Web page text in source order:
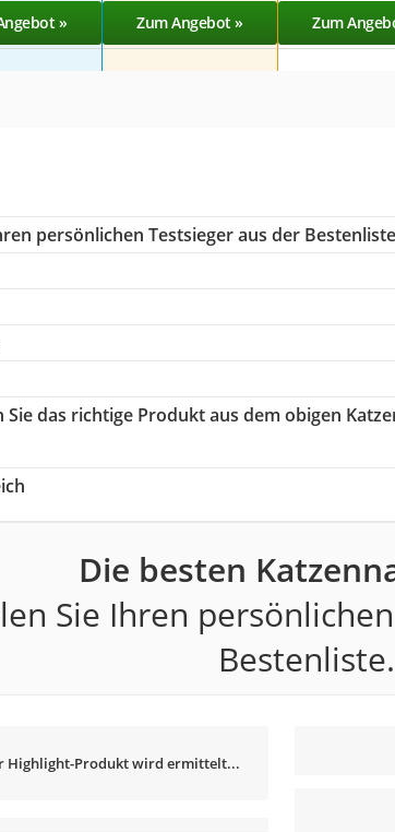
» Zum Angebot » Zum
persönlichen Testsieger aus der
Sie das richtige Produkt aus dem obigen
Die besten
Sie Ihren
Bestenliste.
Highlight-Produkt wird ermittelt...